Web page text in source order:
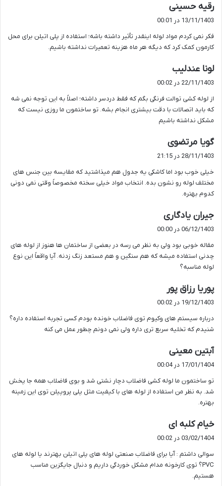
رقیه حسینی
ف
:
13/11/1403 در 00:01
فکر نمی کردم مواد لوله اینقدر تأثیر داشته باشه؛ استفاده از پلی اتیلن برای محل
کارمون کمک کرد که دیگه هر ماه هزینه تعمیرات نداشته باشیم.
لونا عندلیب
ف
:
22/11/1403 در 00:02
از لوله کشی توالت فرنگی بگم که فقط دردسر داشته؛ اصلاً به این توجه نمی شه
که باید اتصالات با دقت بیشتری انجام بشه. تو ساختمون ما روزی نیست که
مشکل نداشته باشیم
گویا مرتضوی
ف
:
28/11/1403 در 21:15
خیلی خوب بود اما کاشکی یه جدول هم میذاشتید که مقایسه بین جنس های
مختلف لوله رو نشون بده. انتخاب مواد خیلی سخته مخصوصاً وقتی نمی دونی
کدوم بهتره.
جیران یادگاری
ف
:
06/12/1403 در 00:00
مقاله خوبی بود ولی به نظر می رسه در بعضی از ساختمان ها هنوز از لوله های
چدنی استفاده میشه که هم سنگین و هم مستعد زنگ زدنه. آیا واقعاً این نوع
لوله مناسبه؟
پوریا رزاق پور
ف
:
19/12/1403 در 00:02
درباره سیستم های وکیوم توی فاضلاب خونده بودم کسی تجربه استفاده داره؟
شنیدم که تخلیه سریع تری داره ولی نمی دونم چطور عمل می کنه
آبتین معینی
ف
:
17/01/1404 در 00:04
تو ساختمون ما لوله کشی فاضلاب دچار نشتی شد و بوی فاضلاب همه جا پخش
شد. به نظر من استفاده از لوله های با کیفیت مثل پلی پروپیلن توی این زمینه
بهتره.
خیام کلبه ای
ف
03/02/1404 در 00:02
سوالی داشتم : آیا برای فاضلاب صنعتی لوله های پلی اتیلن بهترند یا لوله های
PVC؟ توی کارخونه مدام مشکل خوردگی داریم و دنبال جایگزین مناسب
هستیم.